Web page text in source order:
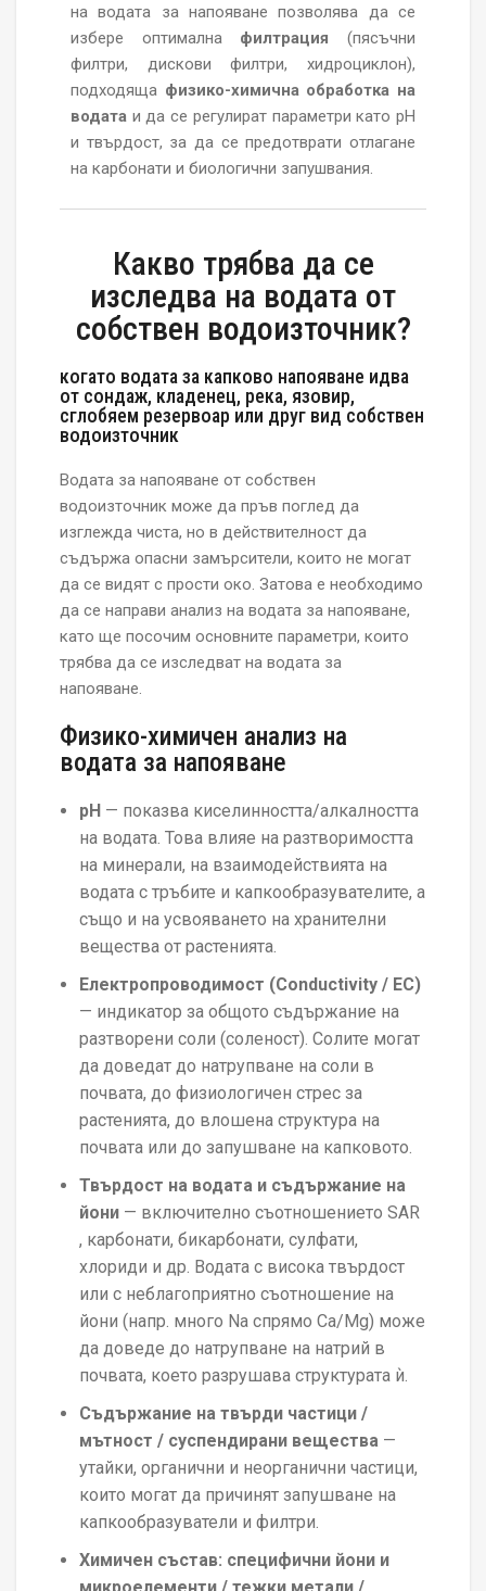
на водата за напояване позволява да се
избере оптимална филтрация (пясъчни
филтри, дискови филтри, хидроциклон),
подходяща физико-химична обработка на
водата и да се регулират параметри като pH
и твърдост, за да се предотврати отлагане
на карбонати и биологични запушвания.
Какво трябва да се
изследва на водата от
собствен водоизточник?
когато водата за капково напояване идва
от сондаж, кладенец, река, язовир,
сглобяем резервоар или друг вид собствен
водоизточник
Водата за напояване от собствен
водоизточник може да пръв поглед да
изглежда чиста, но в действителност да
съдържа опасни замърсители, които не могат
да се видят с прости око. Затова е необходимо
да се направи анализ на водата за напояване,
като ще посочим основните параметри, които
трябва да се изследват на водата за
напояване.
Физико-химичен анализ на
водата за напояване
pH — показва киселинността/алкалността
на водата. Това влияе на разтворимостта
на минерали, на взаимодействията на
водата с тръбите и капкообразувателите, а
също и на усвояването на хранителни
вещества от растенията.
Електропроводимост (Conductivity / EC)
— индикатор за общото съдържание на
разтворени соли (соленост). Солите могат
да доведат до натрупване на соли в
почвата, до физиологичен стрес за
растенията, до влошена структура на
почвата или до запушване на капковото.
Твърдост на водата и съдържание на
йони — включително съотношението SAR
, карбонати, бикарбонати, сулфати,
хлориди и др. Водата с висока твърдост
или с неблагоприятно съотношение на
йони (напр. много Na спрямо Ca/Mg) може
да доведе до натрупване на натрий в
почвата, което разрушава структурата ѝ.
Съдържание на твърди частици /
мътност / суспендирани вещества —
утайки, органични и неорганични частици,
които могат да причинят запушване на
капкообразуватели и филтри.
Химичен състав: специфични йони и
микроелементи / тежки метали /